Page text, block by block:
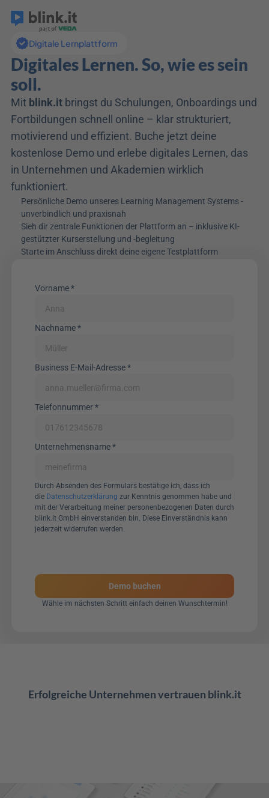
Digitale Lernplattform
Digitales Lernen. So, wie es sein
soll.
Mit blink.it bringst du Schulungen, Onboardings und
Fortbildungen schnell online – klar strukturiert,
motivierend und effizient. Buche jetzt deine
kostenlose Demo und erlebe digitales Lernen, das
in Unternehmen und Akademien wirklich
funktioniert.
Persönliche Demo unseres Learning Management Systems -
unverbindlich und praxisnah
Sieh dir zentrale Funktionen der Plattform an – inklusive KI-
gestützter Kurserstellung und -begleitung
Starte im Anschluss direkt deine eigene Testplattform
Vorname *
Nachname *
Business E-Mail-Adresse *
Telefonnummer *
Unternehmensname *
Durch Absenden des Formulars bestätige ich, dass ich
die Datenschutzerklärung zur Kenntnis genommen habe und
mit der Verarbeitung meiner personenbezogenen Daten durch
blink.it GmbH einverstanden bin. Diese Einverständnis kann
jederzeit widerrufen werden.
Demo buchen
Wähle im nächsten Schritt einfach deinen Wunschtermin!
Erfolgreiche Unternehmen vertrauen blink.it